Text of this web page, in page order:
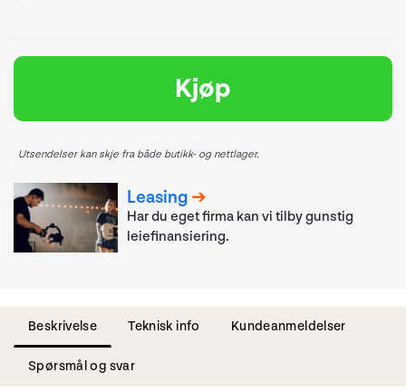
Kjøp
Utsendelser kan skje fra både butikk- og nettlager.
Leasing
Har du eget firma kan vi tilby gunstig
leiefinansiering.
Beskrivelse Teknisk info Kundeanmeldelser
Spørsmål og svar